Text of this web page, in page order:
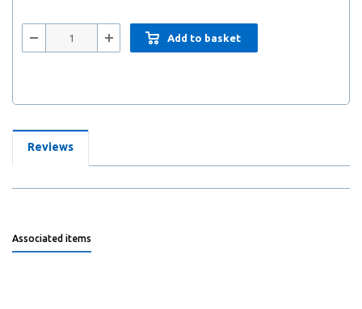
Add to basket
Reviews
Associated items